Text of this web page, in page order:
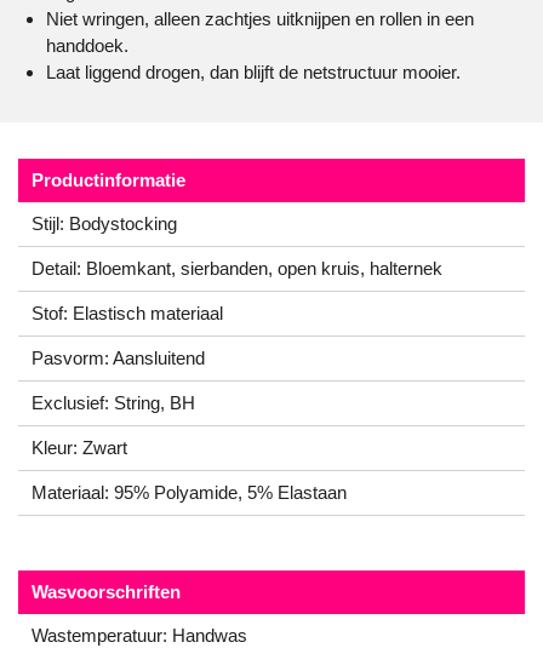
Niet wringen, alleen zachtjes uitknijpen en rollen in een
handdoek.
Laat liggend drogen, dan blijft de netstructuur mooier.
Productinformatie
Stijl: Bodystocking
Detail: Bloemkant, sierbanden, open kruis, halternek
Stof: Elastisch materiaal
Pasvorm: Aansluitend
Exclusief: String, BH
Kleur: Zwart
Materiaal: 95% Polyamide, 5% Elastaan
Wasvoorschriften
Wastemperatuur: Handwas